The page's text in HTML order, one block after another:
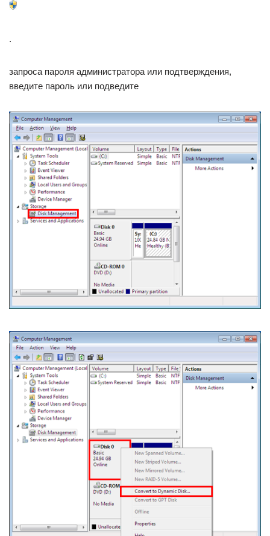
.
запроса пароля администратора или подтверждения,
введите пароль или подведите